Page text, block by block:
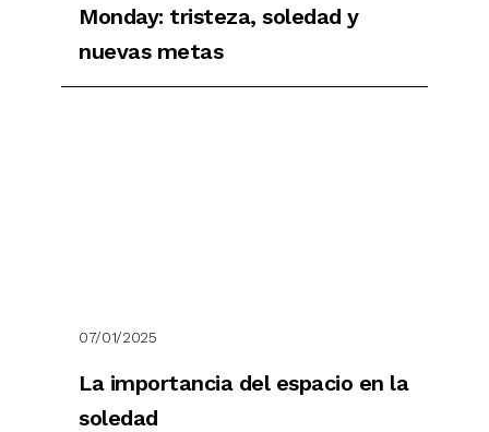
Monday: tristeza, soledad y
nuevas metas
07/01/2025
La importancia del espacio en la
soledad